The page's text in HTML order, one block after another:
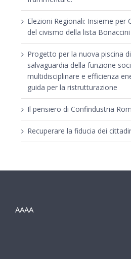
Elezioni Regionali: Insieme per
del civismo della lista
Progetto per la nuova piscina
salvaguardia della funzione
multidisciplinare e efficienza
guida per la ristrutturazione
Il pensiero di Confindustria
Recuperare la fiducia dei
AAAA